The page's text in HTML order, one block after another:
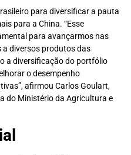
para diversificar a pauta
para a China. “Esse
para avançarmos nas
diversos produtos das
a diversificação do portfólio
o desempenho
afirmou Carlos Goulart,
do Ministério da Agricultura e